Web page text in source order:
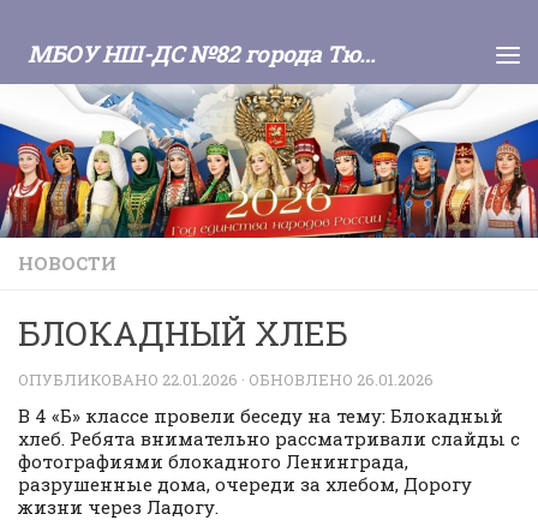
МБОУ НШ-ДС №82 города Тюмени
НОВОСТИ
БЛОКАДНЫЙ ХЛЕБ
ОПУБЛИКОВАНО 22.01.2026 · ОБНОВЛЕНО 26.01.2026
В 4 «Б» классе провели беседу на тему: Блокадный
хлеб. Ребята внимательно рассматривали слайды с
фотографиями блокадного Ленинграда,
разрушенные дома, очереди за хлебом, Дорогу
жизни через Ладогу.